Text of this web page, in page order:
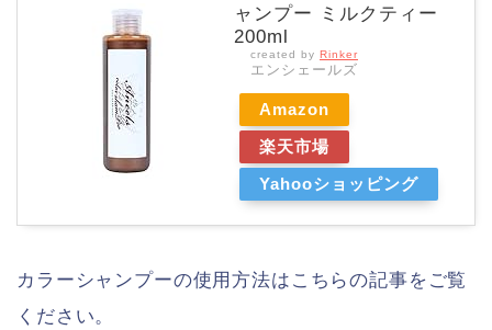
ャンプー ミルクティー
200ml
created by Rinker
エンシェールズ
Amazon
楽天市場
Yahooショッピング
カラーシャンプーの使用方法はこちらの記事をご覧
ください。